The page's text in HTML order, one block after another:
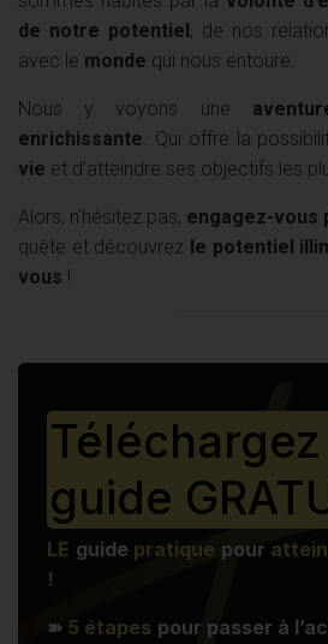
de notre potentiel, de nos
avec le monde qui nous entoure.
Nous y voyons une
enrichissante . Qui offre la
vie et d’atteindre ses objectifs les
Alors, n’hésitez pas, engagez-vous
quête et découvrez le potentiel
vous !
guide
LE guide pratique pour
!
➽ 5 étapes pour passer à